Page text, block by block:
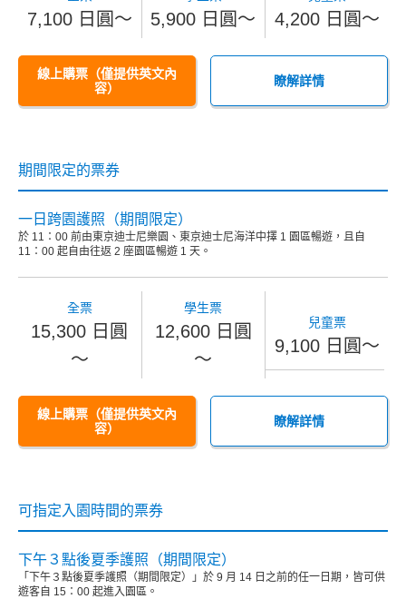
7,100 日圓～ 5,900 日圓～ 4,200 日圓～
線上購票（僅提供英文內
容）
瞭解詳情
期間限定的票券
一日跨園護照（期間限定）
於 11：00 前由東京迪士尼樂園、東京迪士尼海洋中擇 1 園區暢遊，且自
11：00 起自由往返 2 座園區暢遊 1 天。
全票
15,300 日圓
～
學生票
12,600 日圓
～
兒童票
9,100 日圓～
線上購票（僅提供英文內
容）
瞭解詳情
可指定入園時間的票券
下午３點後夏季護照（期間限定）
「下午３點後夏季護照（期間限定）」於 9 月 14 日之前的任一日期，皆可供
遊客自 15：00 起進入園區。